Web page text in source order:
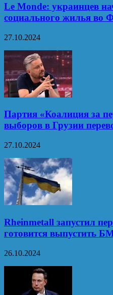
Le Monde: украинцев
социального жилья во
27.10.2024
Партия «Коалиция за
выборов в Грузии
27.10.2024
Rheinmetall запустил
готовится выпустить
26.10.2024